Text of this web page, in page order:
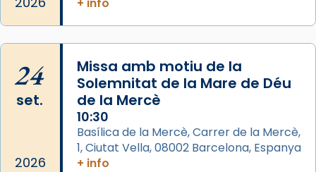
italianitzant; s’interpreta per privilegi
pontifici, amb orquestra i cor, i té una
duració aproximada de tres hores. Després,
processó (recuperada el 1972) al voltant
del temple amb les relíquies de les santes.
Des de 1985 hi participa també un grup de
diablesses amb música i ball propis. Festa
gran a Mataró.
«Si vols saber què és calor, ves per les
24
set.
2026
Missa amb motiu de la
Solemnitat de la Mare de Déu
de la Mercè
10:30
Basílica de la Mercè, Carrer de la Mercè,
1, Ciutat Vella, 08002 Barcelona, Espanya
+ info